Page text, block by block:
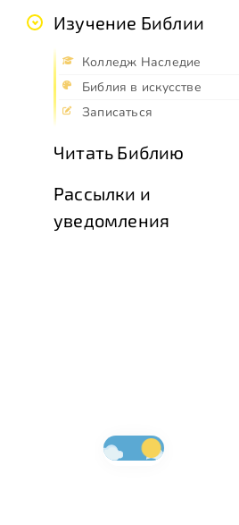
Изучение Библии
Колледж Наследие
Библия в искусстве
Записаться
Читать Библию
Рассылки и
уведомления